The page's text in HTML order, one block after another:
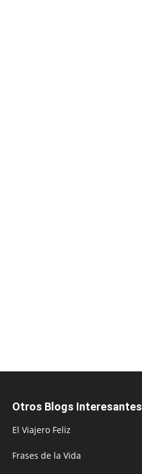
Otros Blogs Interesantes
El Viajero Feliz
Frases de la Vida